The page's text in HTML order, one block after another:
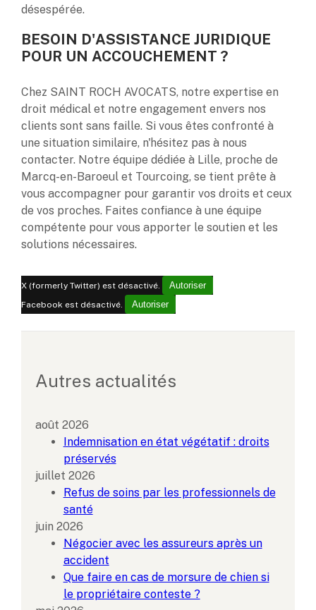
désespérée.
BESOIN D'ASSISTANCE JURIDIQUE
POUR UN ACCOUCHEMENT ?
Chez SAINT ROCH AVOCATS, notre expertise en
droit médical et notre engagement envers nos
clients sont sans faille. Si vous êtes confronté à
une situation similaire, n'hésitez pas à nous
contacter. Notre équipe dédiée à Lille, proche de
Marcq-en-Baroeul et Tourcoing, se tient prête à
vous accompagner pour garantir vos droits et ceux
de vos proches. Faites confiance à une équipe
compétente pour vous apporter le soutien et les
solutions nécessaires.
X (formerly Twitter) est désactivé. Autoriser
Facebook est désactivé. Autoriser
Autres actualités
août 2026
Indemnisation en état végétatif : droits
préservés
juillet 2026
Refus de soins par les professionnels de
santé
juin 2026
Négocier avec les assureurs après un
accident
Que faire en cas de morsure de chien si
le propriétaire conteste ?